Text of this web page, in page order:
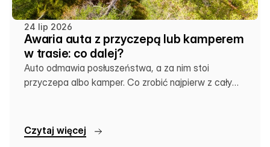
24 lip 2026
Awaria auta z przyczepą lub kamperem
w trasie: co dalej?
Auto odmawia posłuszeństwa, a za nim stoi
przyczepa albo kamper. Co zrobić najpierw z całym
Czytaj więcej